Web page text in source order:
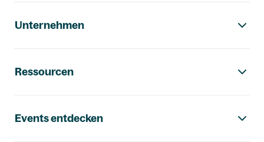
Unternehmen
Ressourcen
Events entdecken